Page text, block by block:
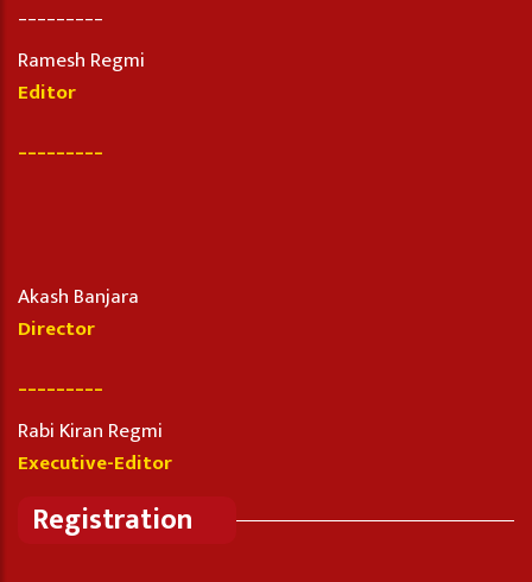
Ramesh Regmi
Editor
_________
Akash Banjara
Director
_________
Rabi Kiran Regmi
Executive-Editor
Registration